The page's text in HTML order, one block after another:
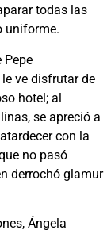
todas las
uniforme.
Pepe
ve disfrutar de
hotel; al
se apreció a
con la
no pasó
derrochó glamur
Ángela